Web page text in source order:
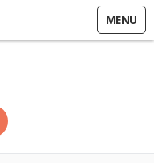
MENU